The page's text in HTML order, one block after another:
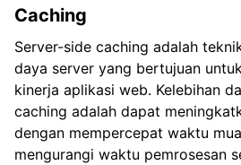
Caching
Server-side caching adalah
daya server yang bertujuan
kinerja aplikasi web. Kelebihan
caching adalah dapat
dengan mempercepat waktu
mengurangi waktu pemrosesan